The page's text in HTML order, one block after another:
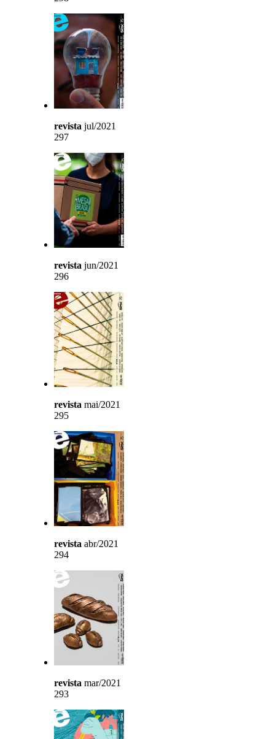
revista jul/2021
297
revista jun/2021
296
revista mai/2021
295
revista abr/2021
294
revista mar/2021
293